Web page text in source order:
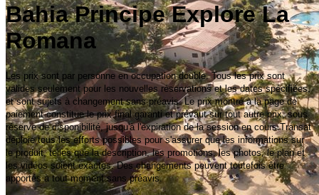
Bahia Principe Explore La
Romana
Les prix sont par personne en occupation double. Tous les prix sont
valides seulement pour les nouvelles réservations et les dates spécifiées,
et sont sujets à changement sans préavis. Le prix montré à la page de
paiement constitue le prix final garanti et prévaut sur tout autre prix, sous
réserve de disponibilité, jusqu'à l'expiration de la session en cours.Transat
déploie tous les efforts possibles pour s'assurer que les informations sur
le produit, telles que la description, les promotions, les photos, le plan et
les vidéos soient exactes. Des changements peuvent toutefois être
apportés à tout moment sans préavis.